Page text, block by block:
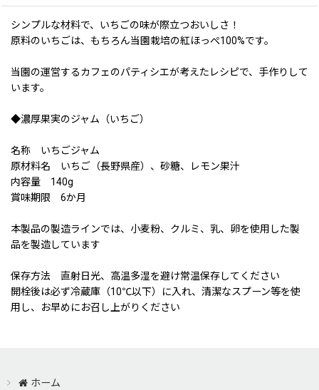
シンプルな材料で、いちごの味が際立つおいしさ！
原料のいちごは、もちろん当園栽培の紅ほっぺ100%です。
当園の運営するカフェのパティシエが考えたレシピで、手作りして
います。
◆濃厚果実のジャム（いちご）
名称 いちごジャム
原材料名 いちご（長野県産）、砂糖、レモン果汁
内容量 140g
賞味期限 6か月
本製品の製造ラインでは、小麦粉、クルミ、乳、卵を使用した製
品を製造しています
保存方法 直射日光、高温多湿を避け常温保存してください
開栓後は必ず冷蔵庫（10℃以下）に入れ、清潔なスプーン等を使
用し、お早めにお召し上がりください
ホーム